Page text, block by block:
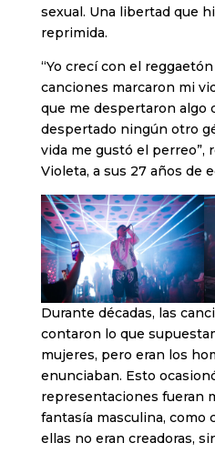
sexual. Una libertad que
reprimida.
“Yo crecí con el
canciones marcaron mi
que me despertaron algo
despertado ningún otro
vida me gustó el perreo”,
Violeta, a sus 27 años de
Durante décadas, las
contaron lo que
mujeres, pero eran los
enunciaban. Esto
representaciones fueran
fantasía masculina, como
ellas no eran creadoras,